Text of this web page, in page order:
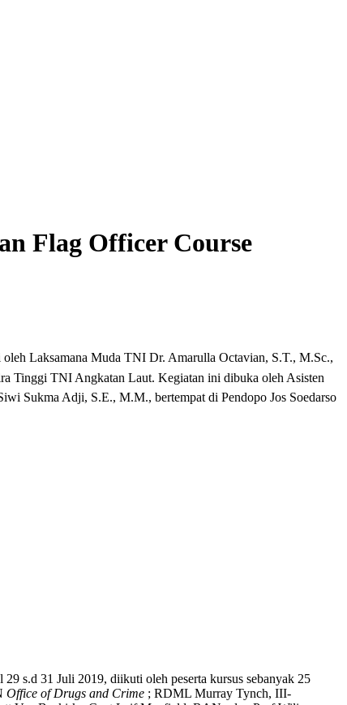
Flag Officer Course
Laksamana Muda TNI Dr. Amarulla Octavian, S.T., M.Sc.,
Tinggi TNI Angkatan Laut. Kegiatan ini dibuka oleh Asisten
Sukma Adji, S.E., M.M., bertempat di Pendopo Jos Soedarso
29 s.d 31 Juli 2019, diikuti oleh peserta kursus sebanyak 25
Office of Drugs and Crime ; RDML Murray Tynch, III-